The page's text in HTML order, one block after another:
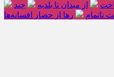
از میدان تا بلدیه
چند
ناتمام رها از حصار افسانه‌ها